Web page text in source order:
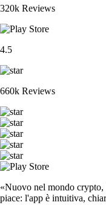
320k Reviews
4.5
660k Reviews
«Nuovo nel mondo
piace: l'app è intuitiva,